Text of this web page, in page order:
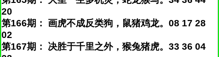
20
第166期： 画虎不成反类狗，鼠猪鸡龙。08 17 28
02
第167期： 决胜于千里之外，猴兔猪虎。33 36 04